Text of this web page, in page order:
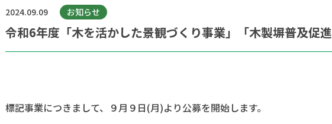
2024.09.09 お知らせ
令和6年度「木を活かした景観づくり事業」「木製塀普及促
標記事業につきまして、９月９日(月)より公募を開始します。